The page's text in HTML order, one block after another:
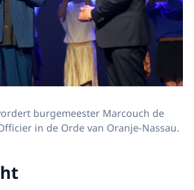
burgemeester Marcouch de
in de Orde van Oranje-Nassau.